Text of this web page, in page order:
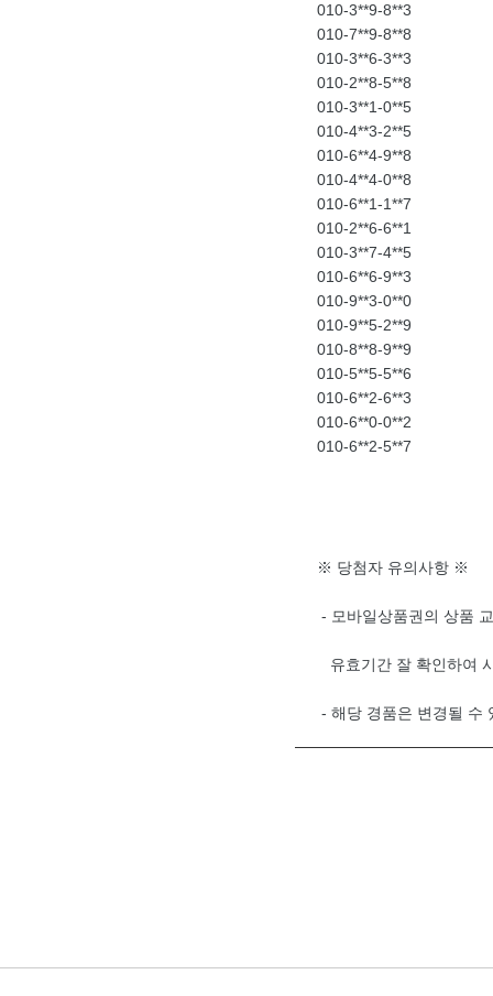
010-3**9-8**3
010-7**9-8**8
010-3**6-3**3
010-2**8-5**8
010-3**1-0**5
010-4**3-2**5
010-6**4-9**8
010-4**4-0**8
010-6**1-1**7
010-2**6-6**1
010-3**7-4**5
010-6**6-9**3
010-9**3-0**0
010-9**5-2**9
010-8**8-9**9
010-5**5-5**6
010-6**2-6**3
010-6**0-0**2
010-6**2-5**7
※ 당첨자 유의사항 ※
- 모바일상품권의 상품
유효기간 잘 확인하여
- 해당 경품은 변경될 수